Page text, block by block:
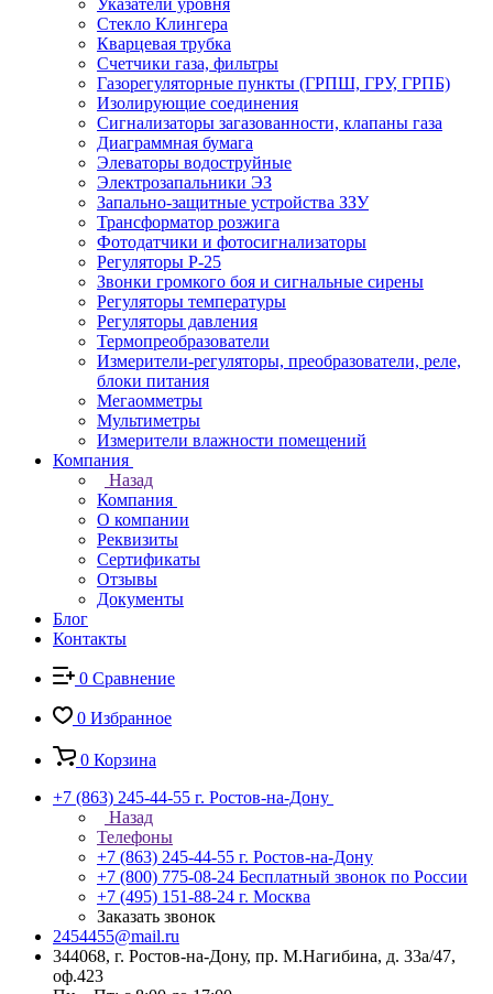
Указатели уровня
Стекло Клингера
Кварцевая трубка
Счетчики газа, фильтры
Газорегуляторные пункты (ГРПШ, ГРУ, ГРПБ)
Изолирующие соединения
Сигнализаторы загазованности, клапаны газа
Диаграммная бумага
Элеваторы водоструйные
Электрозапальники ЭЗ
Запально-защитные устройства ЗЗУ
Трансформатор розжига
Фотодатчики и фотосигнализаторы
Регуляторы Р-25
Звонки громкого боя и сигнальные сирены
Регуляторы температуры
Регуляторы давления
Термопреобразователи
Измерители-регуляторы, преобразователи, реле,
блоки питания
Мегаомметры
Мультиметры
Измерители влажности помещений
Компания
Назад
Компания
О компании
Реквизиты
Сертификаты
Отзывы
Документы
Блог
Контакты
0 Сравнение
0 Избранное
0 Корзина
+7 (863) 245-44-55 г. Ростов-на-Дону
Назад
Телефоны
+7 (863) 245-44-55 г. Ростов-на-Дону
+7 (800) 775-08-24 Бесплатный звонок по России
+7 (495) 151-88-24 г. Москва
Заказать звонок
2454455@mail.ru
344068, г. Ростов-на-Дону, пр. М.Нагибина, д. 33а/47,
оф.423